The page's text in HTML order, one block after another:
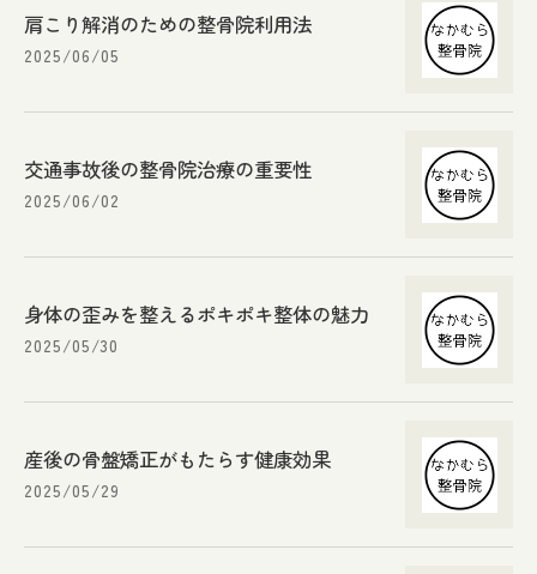
肩こり解消のための整骨院利用法
2025/06/05
交通事故後の整骨院治療の重要性
2025/06/02
身体の歪みを整えるポキポキ整体の魅力
2025/05/30
産後の骨盤矯正がもたらす健康効果
2025/05/29